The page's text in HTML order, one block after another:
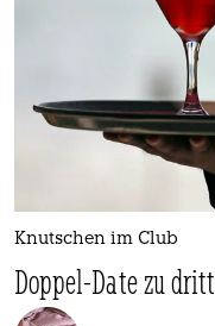
Knutschen im Club
Doppel-Date zu dritt